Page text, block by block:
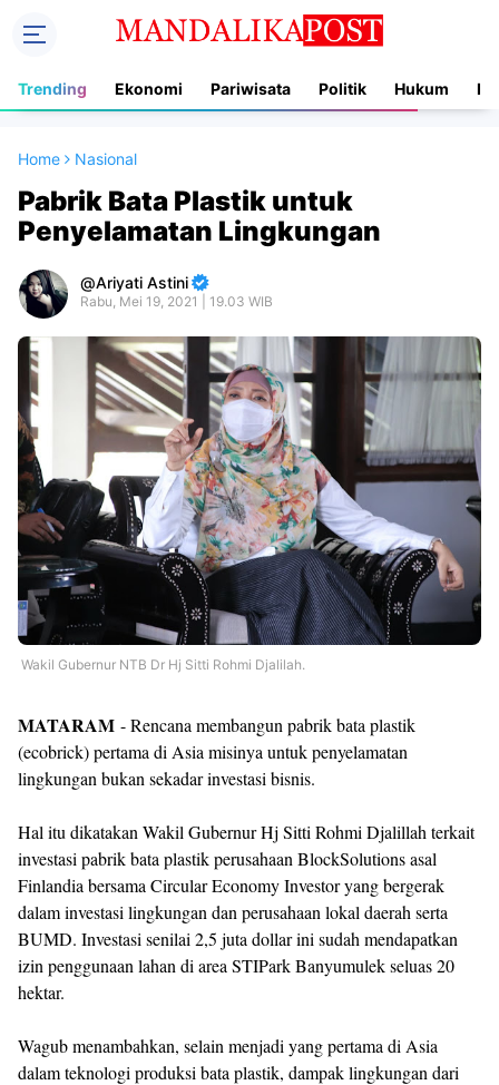
Trending Ekonomi Pariwisata Politik Hukum
Home Nasional
Pabrik Bata Plastik untuk
Penyelamatan Lingkungan
Ariyati Astini
Rabu, Mei 19, 2021 | 19.03 WIB
Wakil Gubernur NTB Dr Hj Sitti Rohmi Djalilah.
MATARAM - Rencana membangun pabrik bata plastik
(ecobrick) pertama di Asia misinya untuk penyelamatan
lingkungan bukan sekadar investasi bisnis.
Hal itu dikatakan Wakil Gubernur Hj Sitti Rohmi Djalillah terkait
investasi pabrik bata plastik perusahaan BlockSolutions asal
Finlandia bersama Circular Economy Investor yang bergerak
dalam investasi lingkungan dan perusahaan lokal daerah serta
BUMD. Investasi senilai 2,5 juta dollar ini sudah mendapatkan
izin penggunaan lahan di area STIPark Banyumulek seluas 20
hektar.
Wagub menambahkan, selain menjadi yang pertama di Asia
dalam teknologi produksi bata plastik, dampak lingkungan dari